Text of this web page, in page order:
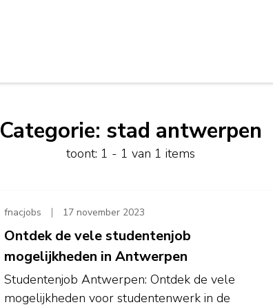
Categorie: stad antwerpen
toont: 1 - 1 van 1 items
fnacjobs 17 november 2023
Ontdek de vele studentenjob
mogelijkheden in Antwerpen
Studentenjob Antwerpen: Ontdek de vele
mogelijkheden voor studentenwerk in de